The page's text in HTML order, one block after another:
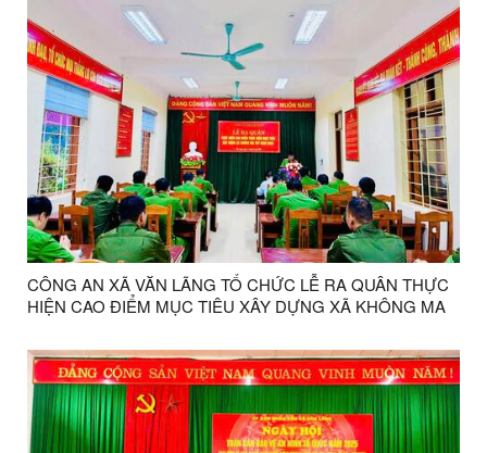
CÔNG AN XÃ VĂN LÃNG TỔ CHỨC LỄ RA QUÂN THỰC
HIỆN CAO ĐIỂM MỤC TIÊU XÂY DỰNG XÃ KHÔNG MA